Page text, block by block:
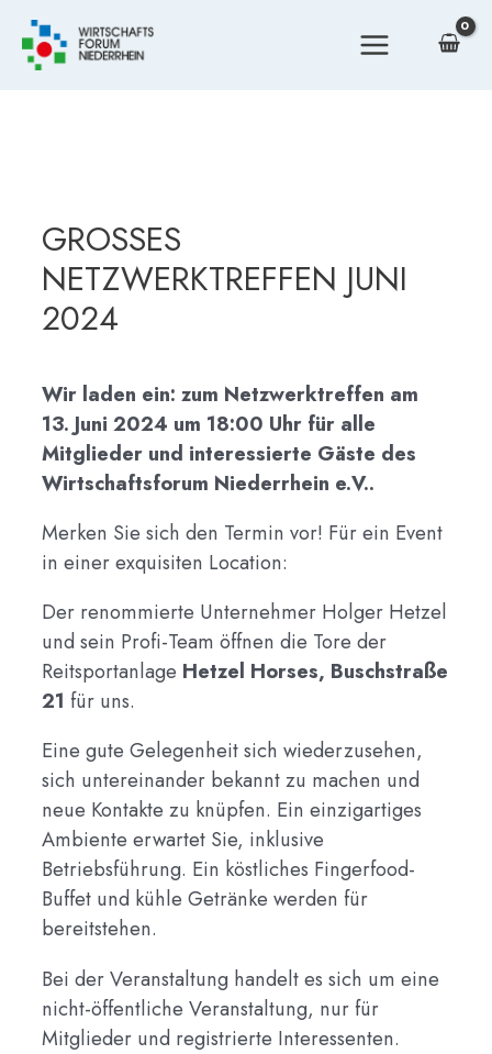
Zum
Inhalt
springen
GROSSES
NETZWERKTREFFEN JUNI
2024
Wir laden ein: zum Netzwerktreffen am
13. Juni 2024 um 18:00 Uhr für alle
Mitglieder und interessierte Gäste des
Wirtschaftsforum Niederrhein e.V..
Merken Sie sich den Termin vor! Für ein Event
in einer exquisiten Location:
Der renommierte Unternehmer Holger Hetzel
und sein Profi-Team öffnen die Tore der
Reitsportanlage Hetzel Horses, Buschstraße
21 für uns.
Eine gute Gelegenheit sich wiederzusehen,
sich untereinander bekannt zu machen und
neue Kontakte zu knüpfen. Ein einzigartiges
Ambiente erwartet Sie, inklusive
Betriebsführung. Ein köstliches Fingerfood-
Buffet und kühle Getränke werden für
bereitstehen.
Bei der Veranstaltung handelt es sich um eine
nicht-öffentliche Veranstaltung, nur für
Mitglieder und registrierte Interessenten.